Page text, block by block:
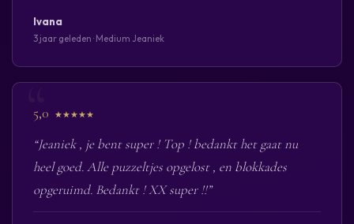
Ivana
3 jaar geleden · Medium Jeaniek
5,0 ★★★★★
“Jeaniek , je bent super ! Top ! bedankt het gaat nu
heel goed. Alle puzzeltjes opgelost , en blokkades
opgeruimd. Bedankt ! XX super !!”